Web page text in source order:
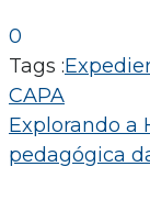
0
Tags :
de
CAPA
Explorando a
pedagógica